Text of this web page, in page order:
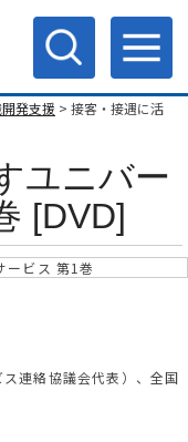
発支援 > 接客・接遇に活
ユニバー
[DVD]
連絡協議会代表）、全国